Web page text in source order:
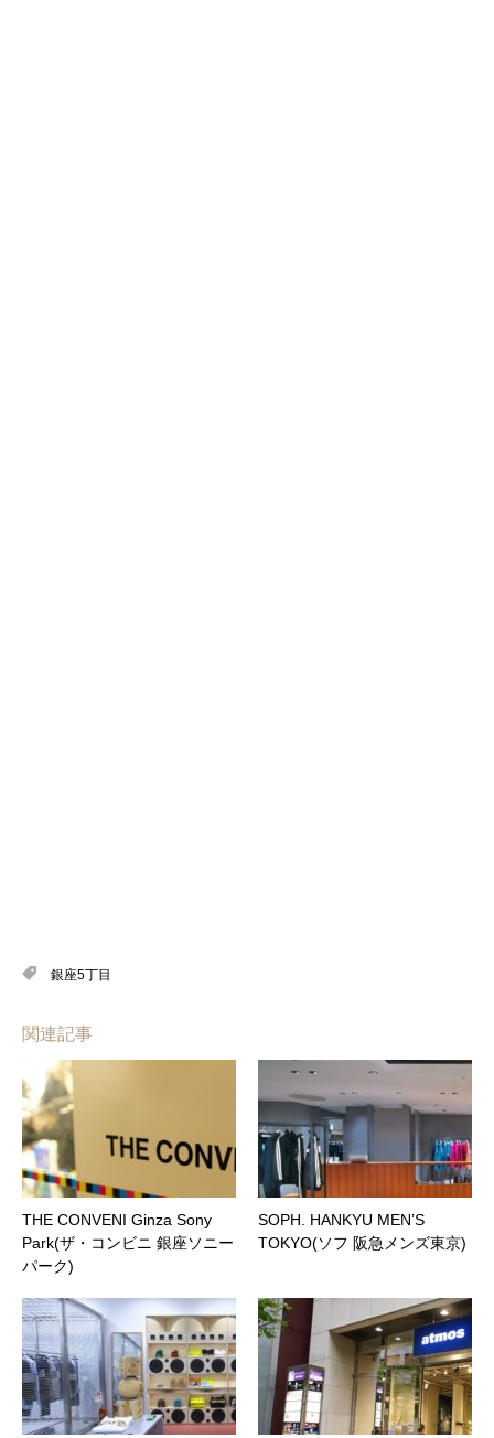
銀座5丁目
関連記事
THE CONVENI Ginza Sony
Park(ザ・コンビニ 銀座ソニー
パーク)
SOPH. HANKYU MEN’S
TOKYO(ソフ 阪急メンズ東京)